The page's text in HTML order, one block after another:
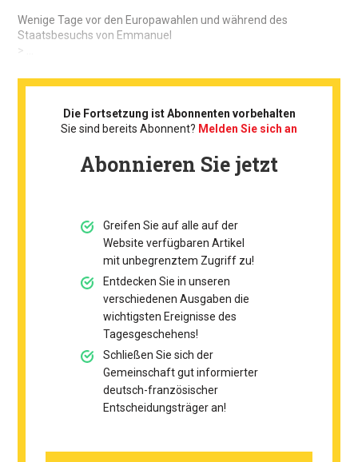
Wenige Tage vor den Europawahlen und während des
Staatsbesuchs von Emmanuel
> ...
Die Fortsetzung ist Abonnenten vorbehalten
Sie sind bereits Abonnent? Melden Sie sich an
Abonnieren Sie jetzt
Greifen Sie auf alle auf der
Website verfügbaren Artikel
mit unbegrenztem Zugriff zu!
Entdecken Sie in unseren
verschiedenen Ausgaben die
wichtigsten Ereignisse des
Tagesgeschehens!
Schließen Sie sich der
Gemeinschaft gut informierter
deutsch-französischer
Entscheidungsträger an!